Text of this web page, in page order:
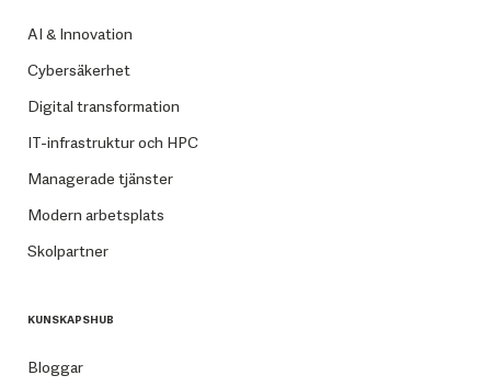
AI & Innovation
Cybersäkerhet
Digital transformation
IT-infrastruktur och HPC
Managerade tjänster
Modern arbetsplats
Skolpartner
KUNSKAPSHUB
Bloggar